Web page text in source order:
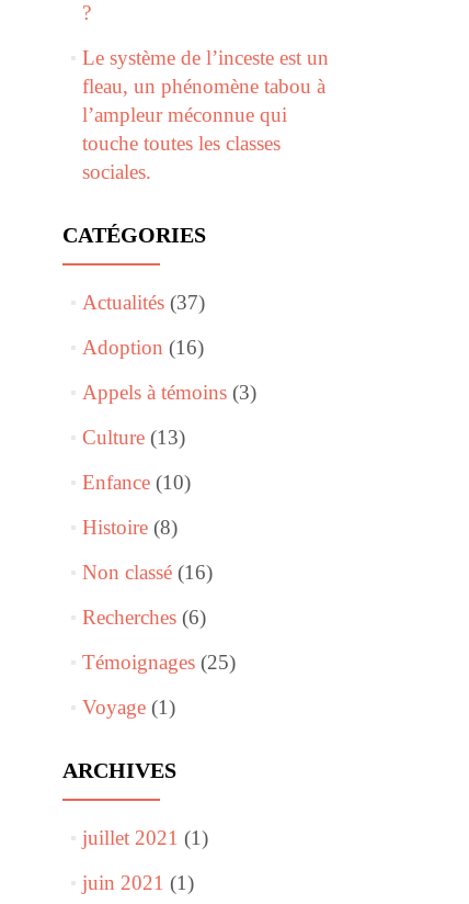
?
Le système de l’inceste est un
fleau, un phénomène tabou à
l’ampleur méconnue qui
touche toutes les classes
sociales.
CATÉGORIES
Actualités(37)
Adoption (16)
Appels à témoins(3)
Culture(13)
Enfance(10)
Histoire(8)
Non classé(16)
Recherches(6)
Témoignages(25)
Voyage(1)
ARCHIVES
juillet 2021 (1)
juin 2021 (1)